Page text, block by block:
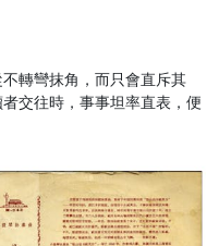
轉彎抹角，而只會直斥其
交往時，事事坦率直表，便